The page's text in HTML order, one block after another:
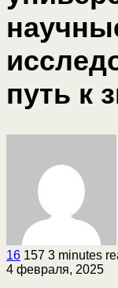
путь к
16 157 3 minutes
4 февраля, 2025